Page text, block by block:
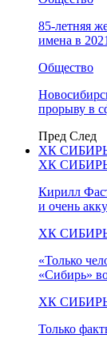
85-летняя
имена в
Общество
прорыву в
Пред След
ХК
ХК
Кирилл
и очень
ХК
«Только
«Сибирь»
ХК
Только